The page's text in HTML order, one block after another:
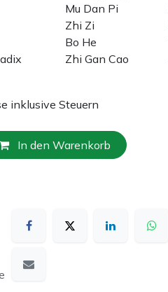
Mu Dan Pi
Zhi Zi
Bo He
Zhi Gan Cao
inklusive Steuern
In den Warenkorb